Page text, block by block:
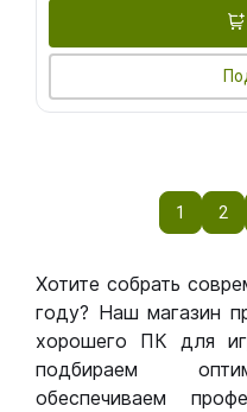
1 2
Хотите собрать
году? Наш магазин
хорошего ПК для
подбираем
обеспечиваем